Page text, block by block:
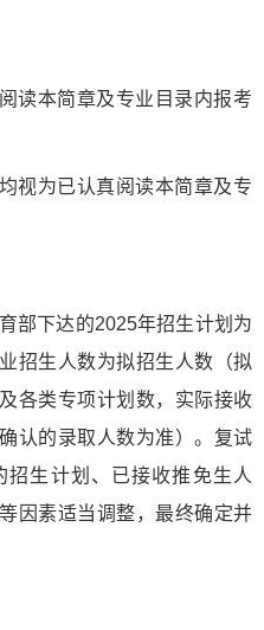
读本简章及专业目录内报考
视为已认真阅读本简章及专
部下达的2025年招生计划为
招生人数为拟招生人数（拟
各类专项计划数，实际接收
认的录取人数为准）。复试
生计划、已接收推免生人
因素适当调整，最终确定并